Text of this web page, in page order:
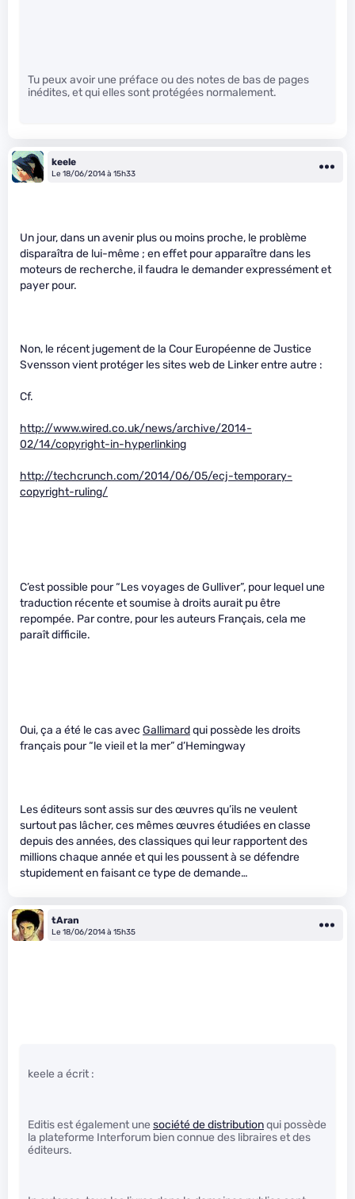
Tu peux avoir une préface ou des notes de bas de pages
inédites, et qui elles sont protégées normalement.
keele
Le 18/06/2014 à 15h33
Un jour, dans un avenir plus ou moins proche, le problème
disparaîtra de lui-même ; en effet pour apparaître dans les
moteurs de recherche, il faudra le demander expressément et
payer pour.
Non, le récent jugement de la Cour Européenne de Justice
Svensson vient protéger les sites web de Linker entre autre :
Cf.
http://www.wired.co.uk/news/archive/2014-
02/14/copyright-in-hyperlinking
http://techcrunch.com/2014/06/05/ecj-temporary-
copyright-ruling/
C’est possible pour “Les voyages de Gulliver”, pour lequel une
traduction récente et soumise à droits aurait pu être
repompée. Par contre, pour les auteurs Français, cela me
paraît difficile.
Oui, ça a été le cas avec Gallimardqui possède les droits
français pour “le vieil et la mer” d’Hemingway
Les éditeurs sont assis sur des œuvres qu’ils ne veulent
surtout pas lâcher, ces mêmes œuvres étudiées en classe
depuis des années, des classiques qui leur rapportent des
millions chaque année et qui les poussent à se défendre
stupidement en faisant ce type de demande…
tAran
Le 18/06/2014 à 15h35
keele a écrit :
Editis est également une société de distributionqui possède
la plateforme Interforum bien connue des libraires et des
éditeurs.